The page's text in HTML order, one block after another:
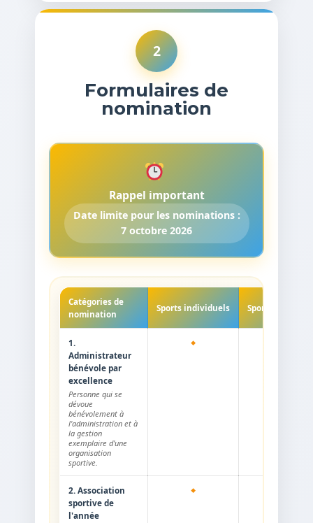
2
Formulaires de
nomination
Rappel important
Date limite pour les nominations :
7 octobre 2026
Catégories de
nomination
Sports individuels Sports collectifs
1.
Administrateur
bénévole par
excellence
Personne qui se
dévoue
bénévolement à
l'administration et à
la gestion
exemplaire d'une
organisation
sportive.
2. Association
sportive de
l'année